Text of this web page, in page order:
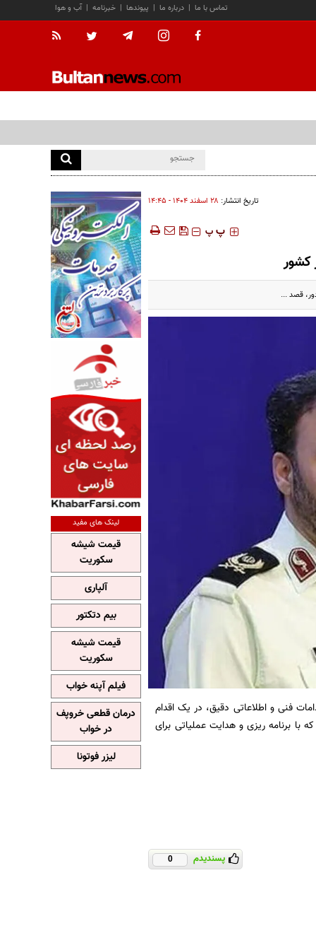
آب و هوا | خبرنامه | پیوندها | درباره ما | تماس با ما
تاریخ انتشار: ۲۸ اسفند ۱۴۰۴ - ۱۴:۴۵
‍‍‍ پ پ
کشور
قصد ...
فنی و اطلاعاتی دقیق، در یک اقدام
برنامه ریزی و هدایت عملیاتی برای
پسندیدم 0
لینک های مفید
قیمت شیشه
سکوریت
آلپاری
بیم دتکتور
قیمت شیشه
سکوریت
فیلم آپنه خواب
درمان قطعی خروپف
در خواب
لیزر فوتونا